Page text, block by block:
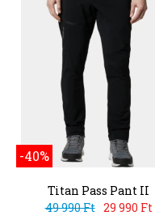
-40%
Titan Pass Pant II
49 990 Ft 29 990 Ft